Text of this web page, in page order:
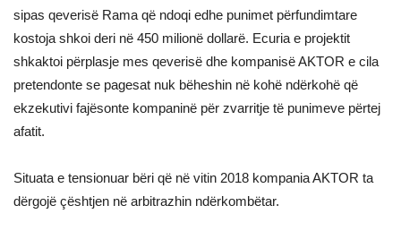
sipas qeverisë Rama që ndoqi edhe punimet përfundimtare
kostoja shkoi deri në 450 milionë dollarë. Ecuria e projektit
shkaktoi përplasje mes qeverisë dhe kompanisë AKTOR e cila
pretendonte se pagesat nuk bëheshin në kohë ndërkohë që
ekzekutivi fajësonte kompaninë për zvarritje të punimeve përtej
afatit.
Situata e tensionuar bëri që në vitin 2018 kompania AKTOR ta
dërgojë çështjen në arbitrazhin ndërkombëtar.